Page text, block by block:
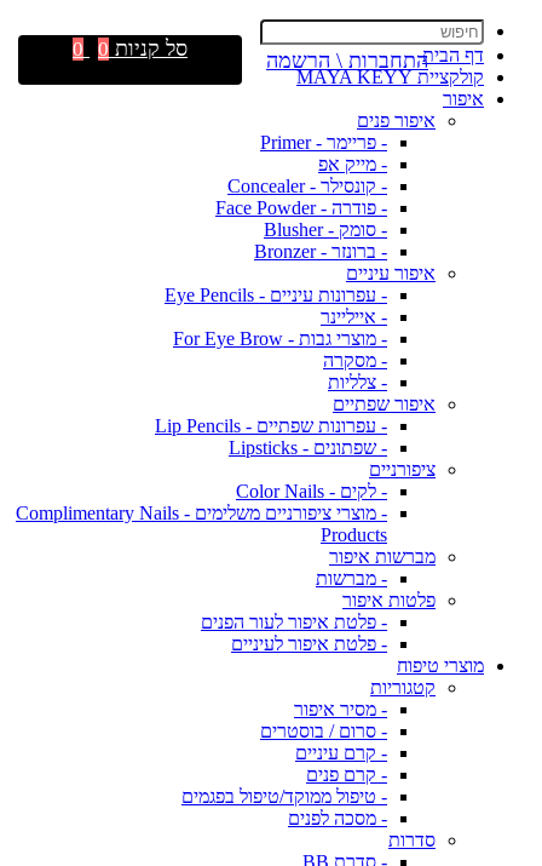
דף הבית
קולקציית MAYA KEYY
איפור
איפור פנים
- פריימר - Primer
- מייק אפ
- קונסילר - Concealer
- פודרה - Face Powder
- סומק - Blusher
- ברונזר - Bronzer
איפור עיניים
- עפרונות עיניים - Eye Pencils
- אייליינר
- מוצרי גבות - For Eye Brow
- מסקרה
- צלליות
איפור שפתיים
- עפרונות שפתיים - Lip Pencils
- שפתונים - Lipsticks
ציפורניים
- לקים - Color Nails
- מוצרי ציפורניים משלימים - Complimentary Nails
Products
מברשות איפור
- מברשות
פלטות איפור
- פלטת איפור לעור הפנים
- פלטת איפור לעיניים
מוצרי טיפוח
קטגוריות
- מסיר איפור
- סרום / בוסטרים
- קרם עיניים
- קרם פנים
- טיפול ממוקד/טיפול בפגמים
- מסכה לפנים
סדרות
- סדרת BB
התחברות \ הרשמה סל קניות 0
0